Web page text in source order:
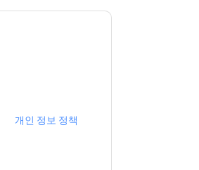
개인 정보 정책